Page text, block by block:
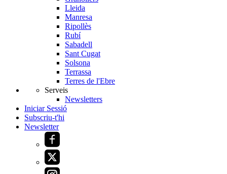
Lleida
Manresa
Ripollès
Rubí
Sabadell
Sant Cugat
Solsona
Terrassa
Terres de l'Ebre
Serveis
Newsletters
Iniciar Sessió
Subscriu-t'hi
Newsletter